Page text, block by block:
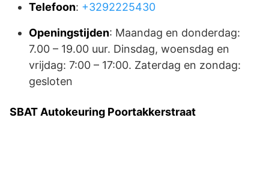
Telefoon: +3292225430
Openingstijden: Maandag en donderdag:
7.00 – 19.00 uur. Dinsdag, woensdag en
vrijdag: 7:00 – 17:00. Zaterdag en zondag:
gesloten
SBAT Autokeuring Poortakkerstraat